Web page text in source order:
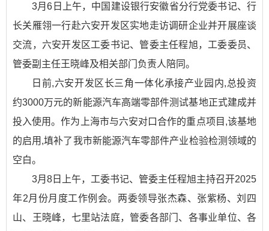
3月6日上午，中国建设银行安徽省分行党委书记、行
长关雁翎一行赴六安开发区实地走访调研企业并开展座谈
交流，六安开发区工委书记、管委主任程旭，工委委员、
管委副主任王晓峰及相关部门负责人陪同。
日前,六安开发区长三角一体化承接产业园内,总投资
约3000万元的新能源汽车高端零部件测试基地正式建成并
投入使用。作为上海市与六安对口合作的重点项目,该基地
的启用,填补了我市新能源汽车零部件产业检验检测领域的
空白。
3月8日上午，工委书记、管委主任程旭主持召开2025
年2月份月度工作例会。两委领导张杰森、张紫杨、刘四
山、王晓峰，七里站法庭，管委各部门、各事业单位、各